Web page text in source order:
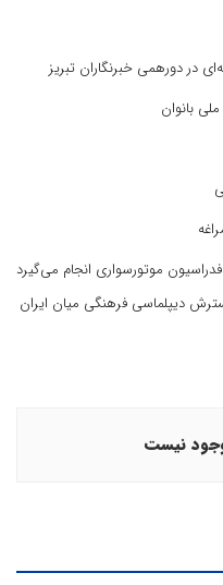
در دورهمی خبرنگاران تبریز
بانوان
موتورسواری انجام می‌گیرد
دیپلماسی فرهنگی میان ایران
نیست